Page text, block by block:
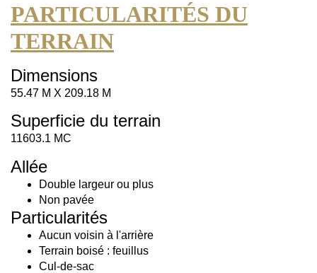
PARTICULARITÉS DU
TERRAIN
Dimensions
55.47 M X 209.18 M
Superficie du terrain
11603.1 MC
Allée
Double largeur ou plus
Non pavée
Particularités
Aucun voisin à l'arrière
Terrain boisé : feuillus
Cul-de-sac